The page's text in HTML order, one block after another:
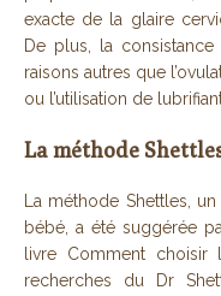
exacte de la glaire
De plus, la
raisons autres que
ou l’utilisation de
La méthode
La méthode Shettles,
bébé, a été suggérée
livre Comment
recherches du Dr